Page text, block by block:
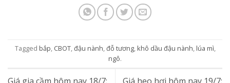
Tagged bắp, CBOT,đậu nành,đỗ tương, khô dầu đậu nành, lúa mì,
ngô.